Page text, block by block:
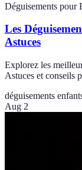
Déguisements pour
Les
Astuces
Explorez les
Astuces et conseils
déguisements
Aug 2